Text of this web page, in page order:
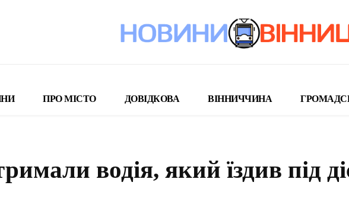
ПРО МІСТО ДОВІДКОВА ВІННИЧЧИНА
водія, який їздив під